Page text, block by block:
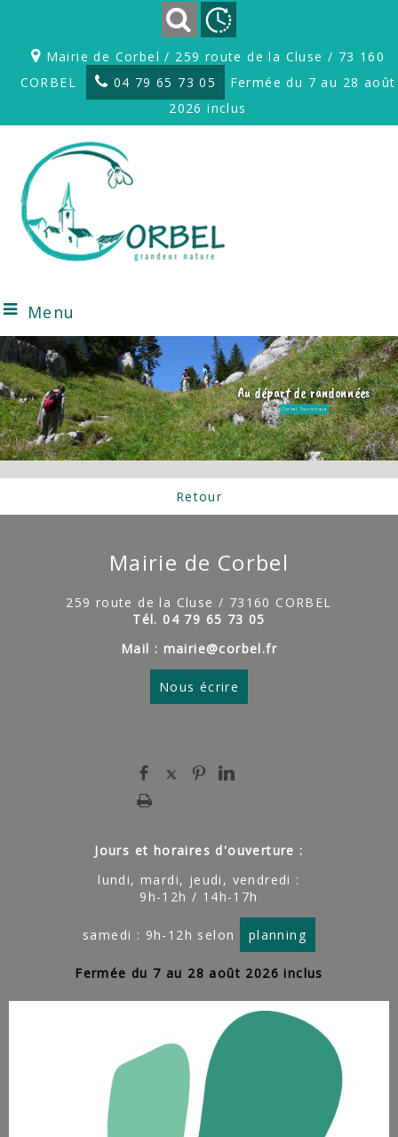
Mairie de Corbel / 259 route de la Cluse / 73 160
CORBEL
04 79 65 73 05
Fermée du 7 au 28 août
2026 inclus
Menu
Au départ de randonnées
Corbel Touristique
Retour
Mairie de Corbel
259 route de la Cluse / 73160 CORBEL
Tél. 04 79 65 73 05
Mail : mairie@corbel.fr
Nous écrire
Jours et horaires d'ouverture :
lundi, mardi, jeudi, vendredi :
9h-12h / 14h-17h
samedi : 9h-12h selon planning
Fermée du 7 au 28 août 2026 inclus